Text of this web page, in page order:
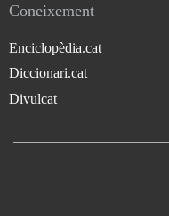
Coneixement
Enciclopèdia.cat
Diccionari.cat
Divulcat